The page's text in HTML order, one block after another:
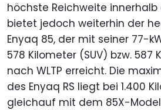
höchste Reichweite
bietet jedoch weiterhin der
Enyaq 85, der mit seiner 77-
578 Kilometer (SUV) bzw. 587
nach WLTP erreicht. Die
des Enyaq RS liegt bei 1.400
gleichauf mit dem 85X-